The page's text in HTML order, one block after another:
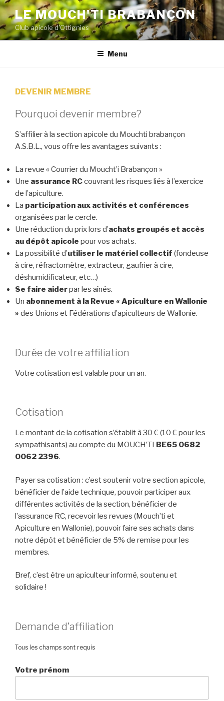
Aller
au
contenu
principal
LE MOUCH'TI BRABANÇON
Club apicole d'Ottignies
Menu
DEVENIR MEMBRE
Pourquoi devenir membre?
S’affilier à la section apicole du Mouchti brabançon
A.S.B.L., vous offre les avantages suivants :
La revue « Courrier du Moucht’i Brabançon »
Une assurance RCcouvrant les risques liés à l’exercice
de l’apiculture.
La participation aux activités et conférences
organisées par le cercle.
Une réduction du prix lors d’achats groupés et accès
au dépôt apicole pour vos achats.
La possibilité d’utiliser le matériel collectif (fondeuse
à cire, réfractomètre, extracteur, gaufrier à cire,
déshumidificateur, etc…)
Se faire aiderpar les aînés.
Un abonnement à la Revue « Apiculture en Wallonie
» des Unions et Fédérations d’apiculteurs de Wallonie.
Durée de votre affiliation
Votre cotisation est valable pour un an.
Cotisation
Le montant de la cotisation s’établit à 30 € (10 € pour les
sympathisants) au compte du MOUCH’TI BE65 0682
0062 2396.
Payer sa cotisation : c’est soutenir votre section apicole,
bénéficier de l’aide technique, pouvoir participer aux
différentes activités de la section, bénéficier de
l’assurance RC, recevoir les revues (Mouch’ti et
Apiculture en Wallonie), pouvoir faire ses achats dans
notre dépôt et bénéficier de 5% de remise pour les
membres.
Bref, c’est être un apiculteur informé, soutenu et
solidaire !
Demande d’affiliation
Tous les champs sont requis
Votre prénom